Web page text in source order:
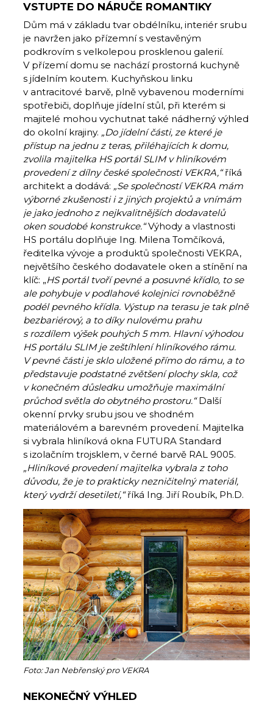
VSTUPTE DO NÁRUČE ROMANTIKY
Dům má v základu tvar obdélníku, interiér srubu
je navržen jako přízemní s vestavěným
podkrovím s velkolepou prosklenou galerií.
V přízemí domu se nachází prostorná kuchyně
s jídelním koutem. Kuchyňskou linku
v antracitové barvě, plně vybavenou moderními
spotřebiči, doplňuje jídelní stůl, při kterém si
majitelé mohou vychutnat také nádherný výhled
do okolní krajiny. „Do jídelní části, ze které je
přístup na jednu z teras, přiléhajících k domu,
zvolila majitelka HS portál SLIM v hliníkovém
provedení z dílny české společnosti VEKRA,“říká
architekt a dodává: „Se společností VEKRA mám
výborné zkušenosti i z jiných projektů a vnímám
je jako jednoho z nejkvalitnějších dodavatelů
oken soudobé konstrukce.“Výhody a vlastnosti
HS portálu doplňuje Ing. Milena Tomčíková,
ředitelka vývoje a produktů společnosti VEKRA,
největšího českého dodavatele oken a stínění na
klíč: „HS portál tvoří pevné a posuvné křídlo, to se
ale pohybuje v podlahové kolejnici rovnoběžně
podél pevného křídla. Výstup na terasu je tak plně
bezbariérový, a to díky nulovému prahu
s rozdílem výšek pouhých 5 mm. Hlavní výhodou
HS portálu SLIM je zeštíhlení hliníkového rámu.
V pevné části je sklo uložené přímo do rámu, a to
představuje podstatné zvětšení plochy skla, což
v konečném důsledku umožňuje maximální
průchod světla do obytného prostoru.“Další
okenní prvky srubu jsou ve shodném
materiálovém a barevném provedení. Majitelka
si vybrala hliníková okna FUTURA Standard
s izolačním trojsklem, v černé barvě RAL 9005.
„Hliníkové provedení majitelka vybrala z toho
důvodu, že je to prakticky nezničitelný materiál,
který vydrží desetiletí,“říká Ing. Jiří Roubík, Ph.D.
Foto: Jan Nebřenský pro VEKRA
NEKONEČNÝ VÝHLED